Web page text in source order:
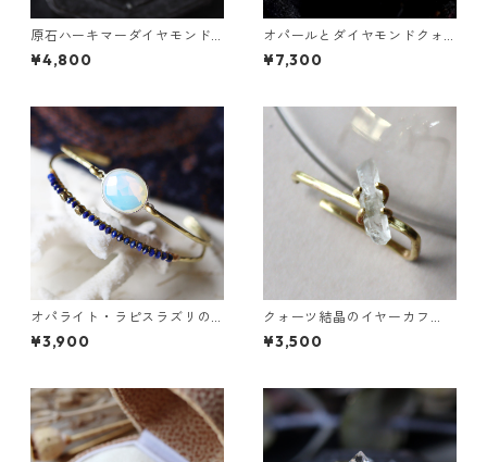
原石ハーキマーダイヤモンド
と鉱物結晶の真鍮幅広イヤー
カフ
¥4,800
オパールとダイヤモンドクォ
ーツのピアス
¥7,300
オパライト・ラピスラズリの2
連バングル
¥3,900
クォーツ結晶のイヤーカフ
（インダストリアル風）
¥3,500